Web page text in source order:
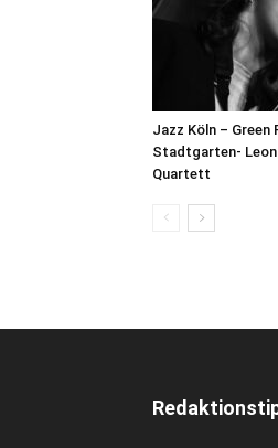
Jazz Köln – Green
Stadtgarten-
Quartett